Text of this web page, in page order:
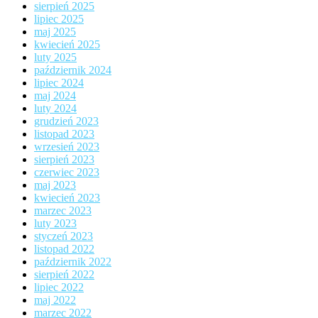
sierpień 2025
lipiec 2025
maj 2025
kwiecień 2025
luty 2025
październik 2024
lipiec 2024
maj 2024
luty 2024
grudzień 2023
listopad 2023
wrzesień 2023
sierpień 2023
czerwiec 2023
maj 2023
kwiecień 2023
marzec 2023
luty 2023
styczeń 2023
listopad 2022
październik 2022
sierpień 2022
lipiec 2022
maj 2022
marzec 2022